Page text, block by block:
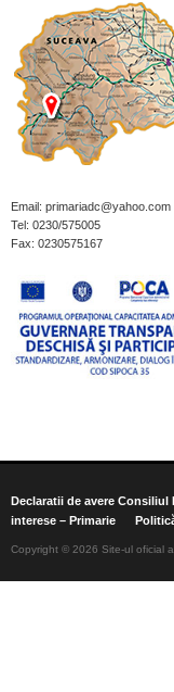
Email: primariadc@yahoo.com
Tel: 0230/575005
Fax: 0230575167
Declaratii de avere Consiliul
interese – Primarie
Copyright © 2026 Site-ul oficial